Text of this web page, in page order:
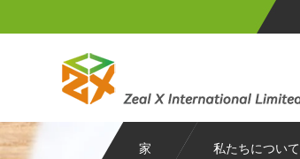
家 私たちについて